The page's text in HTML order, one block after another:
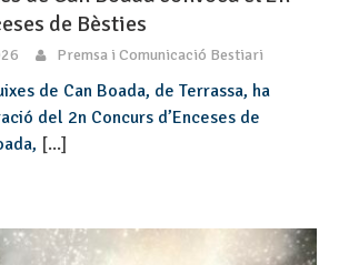
de Bèsties
Premsa i Comunicació Bestiari
de Can Boada, de Terrassa, ha
del 2n Concurs d’Enceses de
[...]